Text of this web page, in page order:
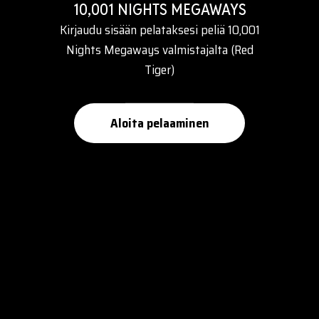
10,001 NIGHTS MEGAWAYS
Kirjaudu sisään pelataksesi peliä 10,001
Nights Megaways valmistajalta (Red
Tiger)
Aloita pelaaminen